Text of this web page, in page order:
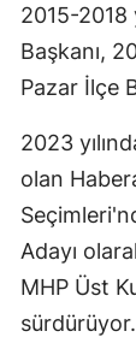
2015-2018
Başkanı,
Pazar İlçe
2023
olan
Adayı
MHP Üst
sürdürüyor.